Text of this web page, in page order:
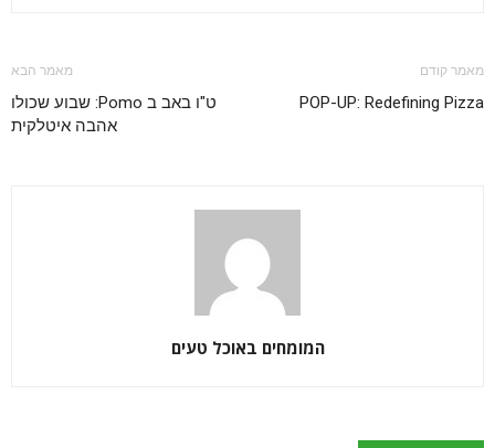
מאמר קודם
POP-UP: Redefining Pizza
מאמר הבא
ט"ו באב ב Pomo: שבוע שכולו
אהבה איטלקית
המומחים באוכל טעים